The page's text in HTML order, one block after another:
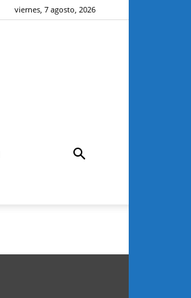
viernes, 7 agosto, 2026